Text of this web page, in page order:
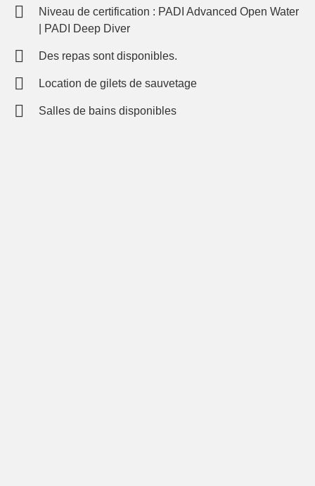
Niveau de certification : PADI Advanced Open Water
| PADI Deep Diver
Des repas sont disponibles.
Location de gilets de sauvetage
Salles de bains disponibles